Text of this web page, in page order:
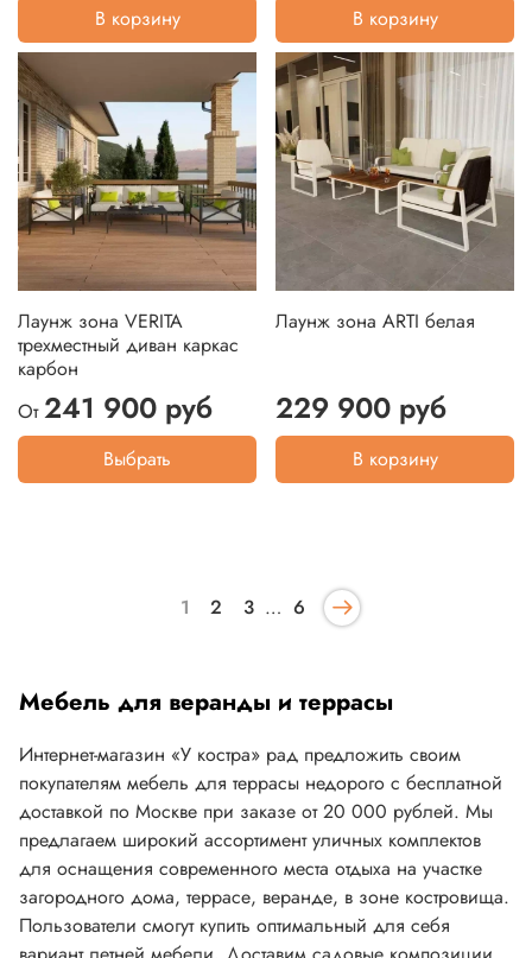
В корзину В корзину
Лаунж зона VERITA
трехместный диван каркас
карбон
От 241 900 руб
Выбрать
Лаунж зона ARTI белая
229 900 руб
В корзину
1 2 3 … 6
Мебель для веранды и террасы
Интернет-магазин «У костра» рад предложить своим
покупателям мебель для террасы недорого с бесплатной
доставкой по Москве при заказе от 20 000 рублей. Мы
предлагаем широкий ассортимент уличных комплектов
для оснащения современного места отдыха на участке
загородного дома, террасе, веранде, в зоне костровища.
Пользователи смогут купить оптимальный для себя